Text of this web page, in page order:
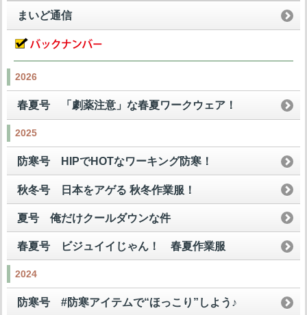
まいど通信
2026
春夏号 「劇薬注意」な春夏ワークウェア！
2025
防寒号 HIPでHOTなワーキング防寒！
秋冬号 日本をアゲる 秋冬作業服！
夏号 俺だけクールダウンな件
春夏号 ビジュイイじゃん！ 春夏作業服
2024
防寒号 #防寒アイテムで“ほっこり”しよう♪